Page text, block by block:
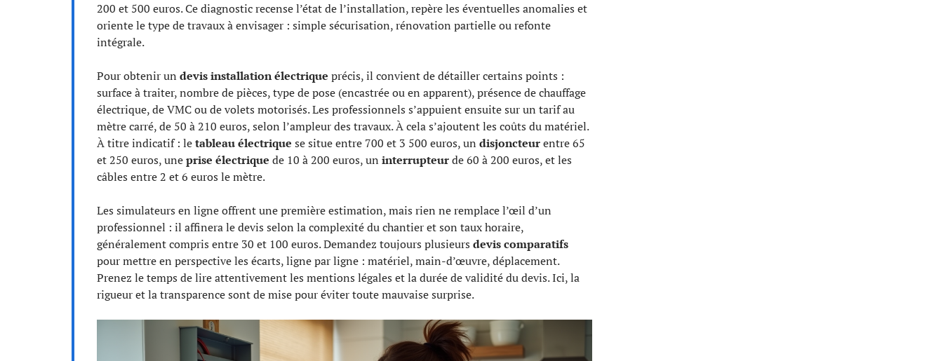
200 et 500 euros. Ce diagnostic recense l’état de l’installation, repère les éventuelles anomalies et
oriente le type de travaux à envisager : simple sécurisation, rénovation partielle ou refonte
intégrale.
Pour obtenir un devis installation électrique précis, il convient de détailler certains points :
surface à traiter, nombre de pièces, type de pose (encastrée ou en apparent), présence de chauffage
électrique, de VMC ou de volets motorisés. Les professionnels s’appuient ensuite sur un tarif au
mètre carré, de 50 à 210 euros, selon l’ampleur des travaux. À cela s’ajoutent les coûts du matériel.
À titre indicatif : letableau électrique se situe entre 700 et 3 500 euros, un disjoncteurentre 65
et 250 euros, uneprise électrique de 10 à 200 euros, un interrupteurde 60 à 200 euros, et les
câbles entre 2 et 6 euros le mètre.
Les simulateurs en ligne offrent une première estimation, mais rien ne remplace l’œil d’un
professionnel : il affinera le devis selon la complexité du chantier et son taux horaire,
généralement compris entre 30 et 100 euros. Demandez toujours plusieurs devis comparatifs
pour mettre en perspective les écarts, ligne par ligne : matériel, main-d’œuvre, déplacement.
Prenez le temps de lire attentivement les mentions légales et la durée de validité du devis. Ici, la
rigueur et la transparence sont de mise pour éviter toute mauvaise surprise.